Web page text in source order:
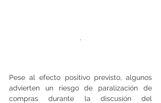
.
Pese al efecto positivo previsto, algunos
advierten un riesgo de paralización de
compras durante la discusión del